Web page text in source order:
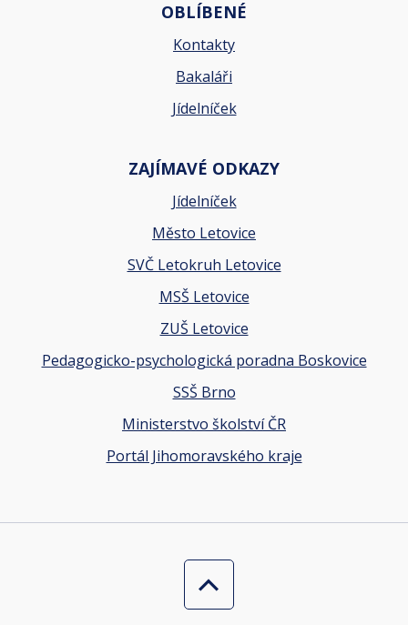
OBLÍBENÉ
Kontakty
Bakaláři
Jídelníček
ZAJÍMAVÉ ODKAZY
Jídelníček
Město Letovice
SVČ Letokruh Letovice
MSŠ Letovice
ZUŠ Letovice
Pedagogicko-psychologická poradna Boskovice
SSŠ Brno
Ministerstvo školství ČR
Portál Jihomoravského kraje